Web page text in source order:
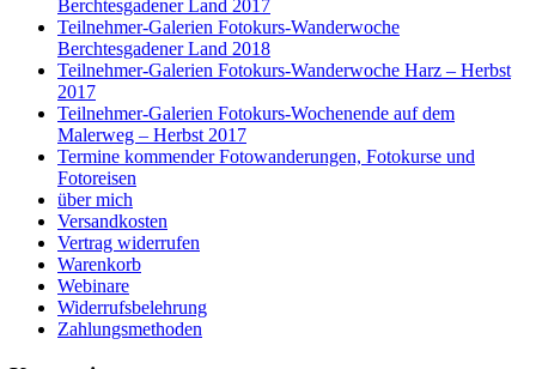
Berchtesgadener Land 2017
Teilnehmer-Galerien Fotokurs-Wanderwoche
Berchtesgadener Land 2018
Teilnehmer-Galerien Fotokurs-Wanderwoche Harz – Herbst
2017
Teilnehmer-Galerien Fotokurs-Wochenende auf dem
Malerweg – Herbst 2017
Termine kommender Fotowanderungen, Fotokurse und
Fotoreisen
über mich
Versandkosten
Vertrag widerrufen
Warenkorb
Webinare
Widerrufsbelehrung
Zahlungsmethoden